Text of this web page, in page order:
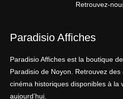
Retrouvez-
Paradisio Affiches
Paradisio Affiches est la boutique
Paradisio de Noyon. Retrouvez des
cinéma historiques disponibles à la
aujourd’hui.